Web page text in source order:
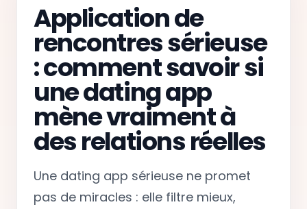
Application de
rencontres sérieuse
: comment savoir si
une dating app
mène vraiment à
des relations réelles
Une dating app sérieuse ne promet
pas de miracles : elle filtre mieux,